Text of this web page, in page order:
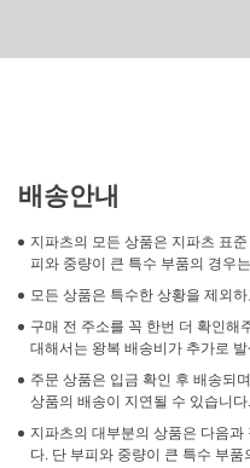
배송안내
지파츠의 모든 상품은 지파츠 표
피와 중량이 큰 특수 부품의 경우
모든 상품은 특수한 상황을 제외
구매 전 주소를 꼭 한번 더 확인해
대해서는 왕복 배송비가 추가로
주문 상품은 입금 확인 후 배송되
상품의 배송이 지연될 수 있습니다.
지파츠의 대부분의 상품은 다음과
다. 단 부피와 중량이 큰 특수 부